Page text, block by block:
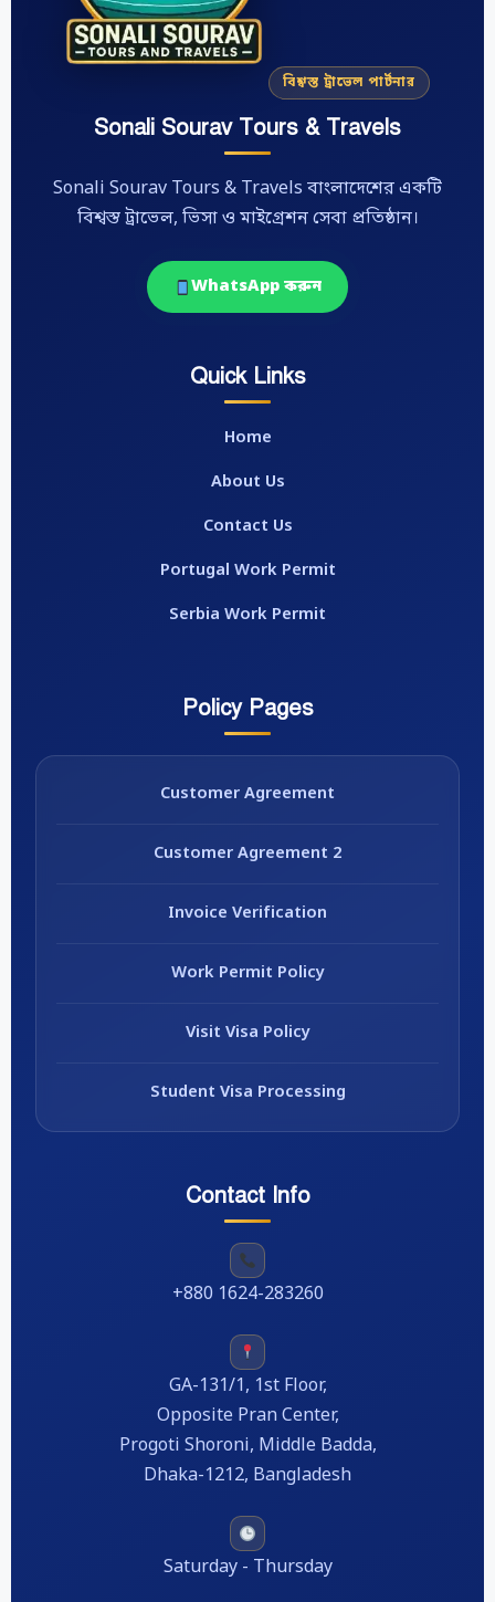
বিশ্বস্ত ট্রাভেল পার্টনার
Sonali Sourav Tours & Travels
Sonali Sourav Tours & Travels বাংলাদেশের একটি
বিশ্বস্ত ট্রাভেল, ভিসা ও মাইগ্রেশন সেবা প্রতিষ্ঠান।
WhatsApp করুন
Quick Links
Home
About Us
Contact Us
Portugal Work Permit
Serbia Work Permit
Policy Pages
Customer Agreement
Customer Agreement 2
Invoice Verification
Work Permit Policy
Visit Visa Policy
Student Visa Processing
Contact Info
+880 1624-283260
GA-131/1, 1st Floor,
Opposite Pran Center,
Progoti Shoroni, Middle Badda,
Dhaka-1212, Bangladesh
Saturday - Thursday